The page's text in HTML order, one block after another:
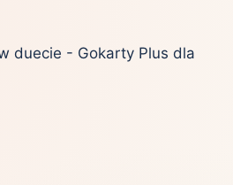
duecie - Gokarty Plus dla